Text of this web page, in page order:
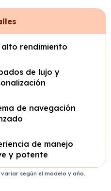
alto rendimiento
de lujo y
de navegación
de manejo
y potente
según el modelo y año.